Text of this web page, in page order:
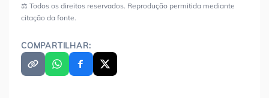
⚖️ Todos os direitos reservados. Reprodução permitida mediante
citação da fonte.
COMPARTILHAR: